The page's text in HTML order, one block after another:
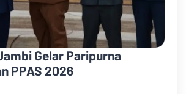
Gelar Paripurna
PPAS 2026